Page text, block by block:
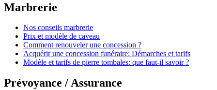
Marbrerie
Nos conseils marbrerie
Prix et modèle de caveau
Comment renouveler une concession ?
Acquérir une concession funéraire: Démarches et tarifs
Modèle et tarifs de pierre tombales: que faut-il savoir ?
Prévoyance / Assurance